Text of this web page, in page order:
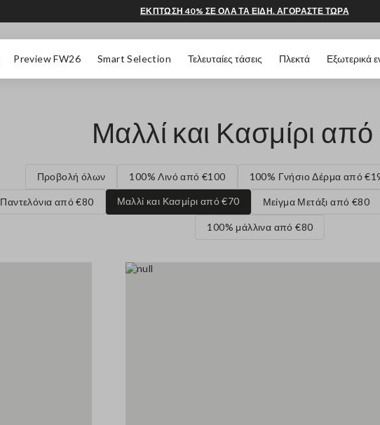
Preview FW26 Smart Selection Τελευταίες τάσεις Πλεκτά Εξωτερικά
ΕΚΠΤΩΣΗ 40% ΣΕ ΟΛΑ ΤΑ ΕΙΔΗ. ΑΓΟΡΑΣΤΕ ΤΩΡΑ
Μαλλί και Κασμίρι
Προβολή όλων 100% Λινό από €100 100% Γνήσιο Δέρμα από
Παντελόνια από €80 Μαλλί και Κασμίρι από €70 Μείγμα Μετάξι από €80
100% μάλλινα από €80